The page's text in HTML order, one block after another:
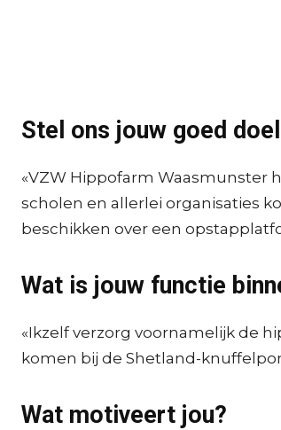
Stel ons jouw goed
«VZW Hippofarm Waasmunster
scholen en allerlei organisaties
beschikken over een
Wat is jouw functie
«Ikzelf verzorg voornamelijk de
komen bij de Shetland-
Wat motiveert jou?